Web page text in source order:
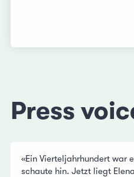
Press
«Ein Vierteljahrhundert war
schaute hin. Jetzt liegt